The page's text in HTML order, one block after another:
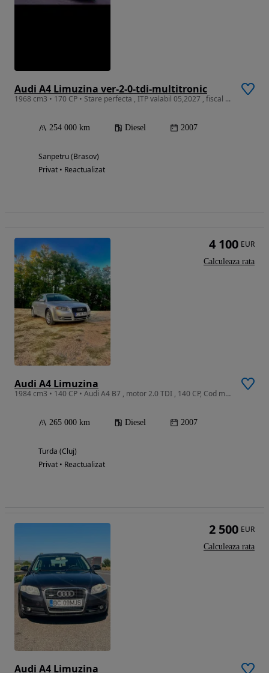
Audi A4 Limuzina ver-2-0-tdi-multitronic
1968 cm3 • 170 CP • Stare perfecta , ITP valabil 05,2027 , fiscal ...
254 000 km Diesel 2007
Sanpetru (Brasov)
Privat • Reactualizat
Audi A4 Limuzina
1984 cm3 • 140 CP • Audi A4 B7 , motor 2.0 TDI , 140 CP, Cod motor BPW , KM 265.xxx ,
265 000 km Diesel 2007
Turda (Cluj)
Privat • Reactualizat
4 100 EUR
Calculeaza rata
Audi A4 Limuzina
2 500 EUR
Calculeaza rata